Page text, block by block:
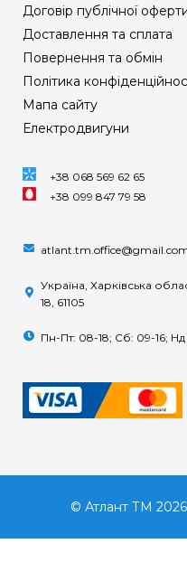
Договір публічної
Доставлення та сплата
Повернення та обмін
Політика
Мапа сайту
Електродвигуни
+38 068 569 62 65
+38 099 847 79 58
Україна, Харківська
18, 61105
Пн-Пт: 08-18; Сб: 09-16; Нд
© Атлант ТМ